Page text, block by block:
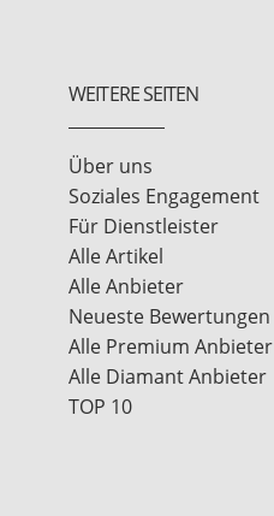
WEITERE SEITEN
Über uns
Soziales Engagement
Für Dienstleister
Alle Artikel
Alle Anbieter
Neueste Bewertungen
Alle Premium Anbieter
Alle Diamant Anbieter
TOP 10